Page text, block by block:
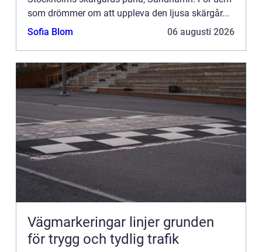
som drömmer om att uppleva den ljusa skärgår...
Sofia Blom
06 augusti 2026
Vägmarkeringar linjer grunden
för trygg och tydlig trafik